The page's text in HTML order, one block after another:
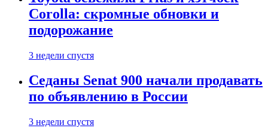
Corolla: скромные обновки и
подорожание
3 недели спустя
Седаны Senat 900 начали продавать
по объявлению в России
3 недели спустя